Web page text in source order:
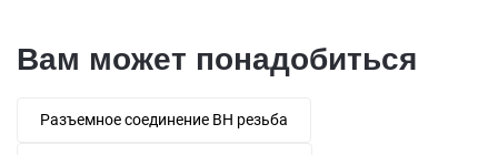
Вам может понадобиться
Разъемное соединение ВН резьба